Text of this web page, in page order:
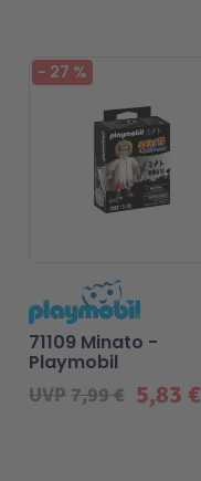
- 27 %
5,83 €
UVP7,99 €
71109 Minato -
Playmobil